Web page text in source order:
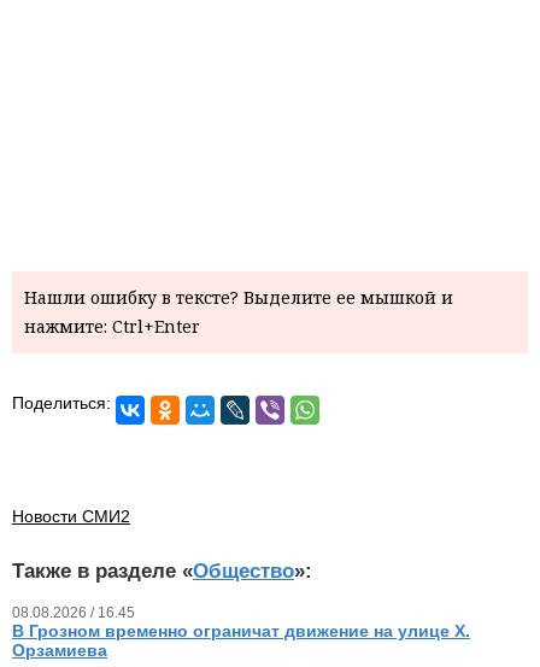
Нашли ошибку в тексте? Выделите ее мышкой и
нажмите: Ctrl+Enter
Поделиться:
Новости СМИ2
Также в разделе «Общество»:
08.08.2026 / 16.45
В Грозном временно ограничат движение на улице Х.
Орзамиева